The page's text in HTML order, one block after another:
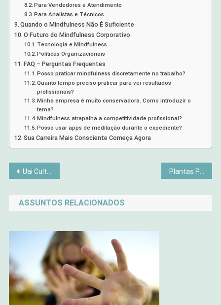
Para Vendedores e Atendimento
Para Analistas e Técnicos
Quando o Mindfulness Não É Suficiente
O Futuro do Mindfulness Corporativo
Tecnologia e Mindfulness
Políticas Organizacionais
FAQ – Perguntas Frequentes
Posso praticar mindfulness discretamente no trabalho?
Quanto tempo preciso praticar para ver resultados
profissionais?
Minha empresa é muito conservadora. Como introduzir o
tema?
Mindfulness atrapalha a competitividade profissional?
Posso usar apps de meditação durante o expediente?
Sua Carreira Mais Consciente Começa Agora
Navegação
de
Post
Uai Cult Uberaba 2025 — Festival Gratuito de Cultura e Gastronomia Plantas Purificadoras de Ar para Ambientes Pequenos: Quais Escolher?
ASSUNTOS RELACIONADOS